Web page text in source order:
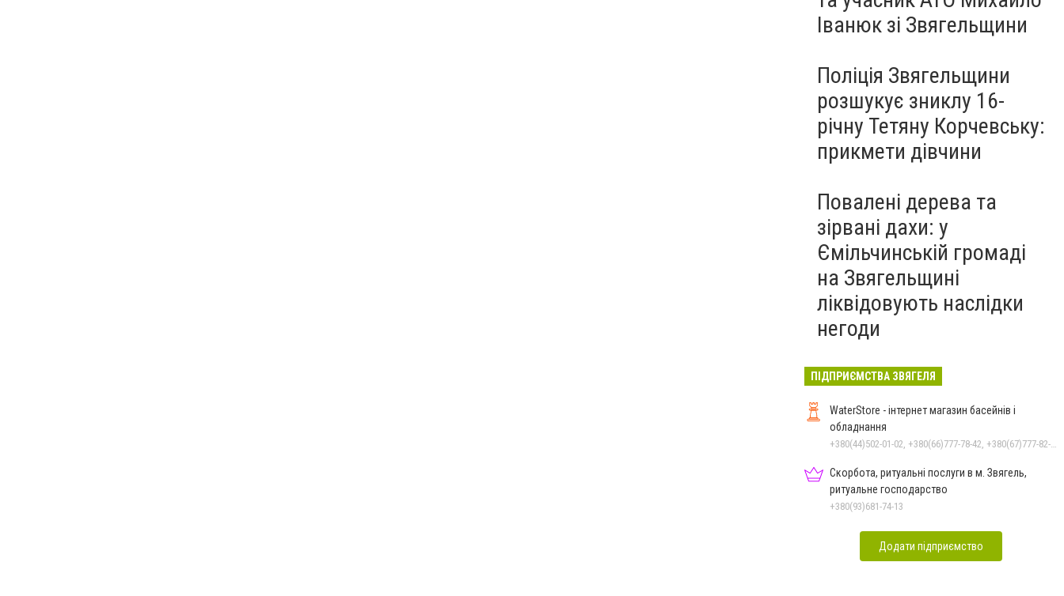
Іванюк зі Звягельщини
Поліція Звягельщини
розшукує зниклу 16-
річну Тетяну Корчевську:
прикмети дівчини
Повалені дерева та
зірвані дахи: у
Ємільчинській громаді
на Звягельщині
ліквідовують наслідки
негоди
ПІДПРИЄМСТВА ЗВЯГЕЛЯ
WaterStore - інтернет магазин басейнів і
обладнання
+380(44)502-01-02, +380(66)777-78-42, +380(67)777-82-19, +380(67)890-80-80, +380(73)890-80-80, +380(44)502-01-03
Скорбота, ритуальні послуги в м. Звягель,
ритуальне господарство
+380(93)681-74-13
Додати підприємство